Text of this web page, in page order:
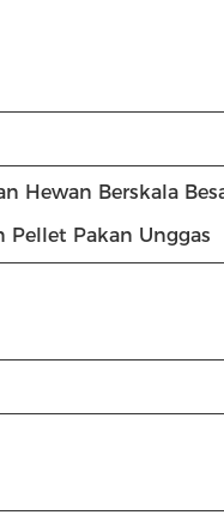
Hewan Berskala
Pellet Pakan Unggas